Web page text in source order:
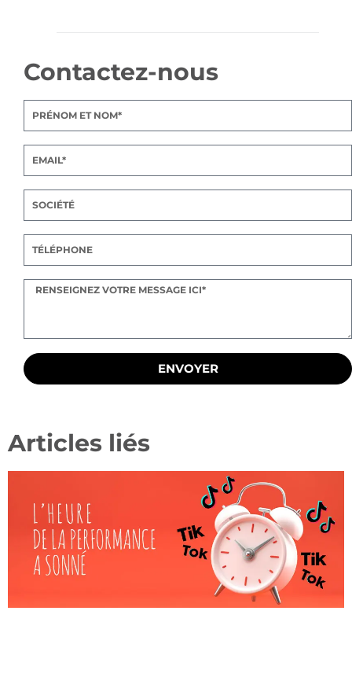
Contactez-nous
ENVOYER
Articles liés